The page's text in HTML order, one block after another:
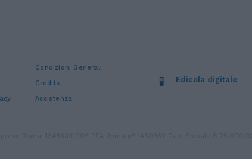
Condizioni Generali
Credits
Assistenza
Edicola digitale